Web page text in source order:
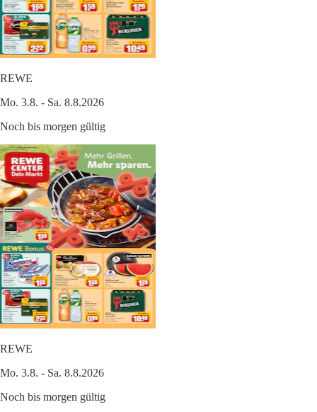
REWE
Mo. 3.8. - Sa. 8.8.2026
Noch bis morgen gültig
REWE
Mo. 3.8. - Sa. 8.8.2026
Noch bis morgen gültig